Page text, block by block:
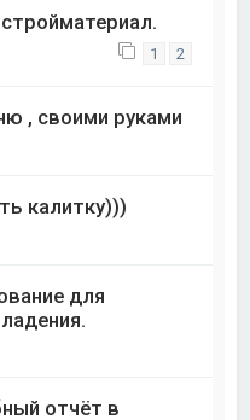
1 2
, своими руками
калитку)))
для
отчёт в